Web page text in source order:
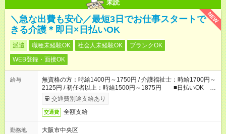
未読
NEW
＼急な出費も安心／最短3日でお仕事スタートで
きる介護＊即日×日払いOK
派遣 職種未経験OK 社会人未経験OK
ブランクOK
WEB登録・面接OK
給与
無資格の方：時給1400円～1750円 / 介護福祉士：時給1700円～
2125円 / 初任者以上：時給1500円～1875円 ■日払いOK ■
日収例：1万1200円（時給1400円×8h）
交通費別途支給あり
交通費 全額支給
勤務地
大阪市中央区